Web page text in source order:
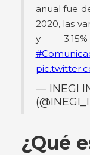
anual fue
2020, las
y
— INEGI
¿Qué